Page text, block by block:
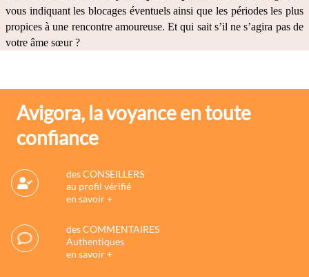
vous indiquant les blocages éventuels ainsi que les périodes les plus
propices à une rencontre amoureuse. Et qui sait s’il ne s’agira pas de
votre âme sœur ?
Avigora, la voyance en toute
confiance
des CONSEILLERS
au profil vérifié
en savoir +
des COMMENTAIRES
Authentiques
en savoir +